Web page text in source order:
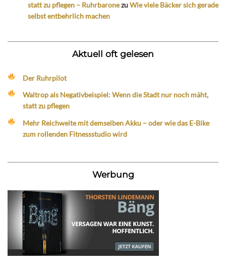
statt zu pflegen – RuhrbaronezuWie viele Bäcker sich gerade
selbst entbehrlich machen
Aktuell oft gelesen
Der Ruhrpilot
Waltrop als Negativbeispiel: Wenn die Stadt nur noch mäht,
statt zu pflegen
Mehr Reichweite mit demselben Akku – oder wie das E-Bike
zum rollenden Fitnessstudio wird
Werbung